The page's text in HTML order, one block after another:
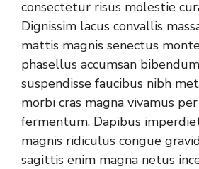
consectetur risus molestie
Dignissim lacus convallis
mattis magnis senectus
phasellus accumsan
suspendisse faucibus nibh
morbi cras magna vivamus
fermentum. Dapibus
magnis ridiculus congue
sagittis enim magna netus